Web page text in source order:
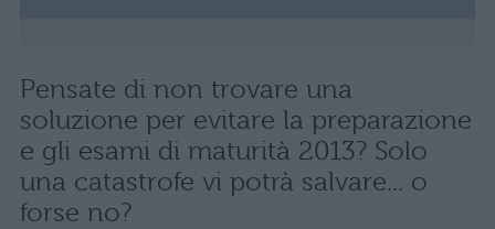
Pensate di non trovare una
soluzione per evitare la preparazione
e gli esami di maturità 2013? Solo
una catastrofe vi potrà salvare... o
forse no?